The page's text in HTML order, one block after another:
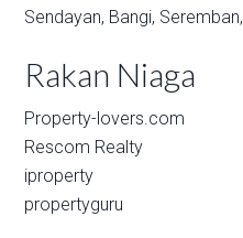
Sendayan, Bangi, Seremban,
Rakan Niaga
Property-lovers.com
Rescom Realty
iproperty
propertyguru